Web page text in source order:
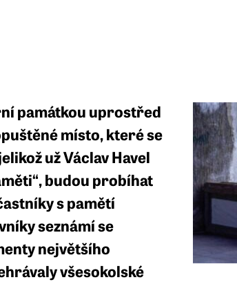
památkou uprostřed
místo, které se
už Václav Havel
budou probíhat
s pamětí
seznámí se
největšího
všesokolské